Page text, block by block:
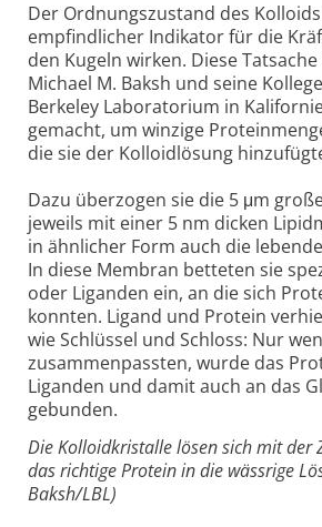
Der Ordnungszustand des
empfindlicher Indikator für die
den Kugeln wirken. Diese
Michael M. Baksh und seine
Berkeley Laboratorium in
gemacht, um winzige
die sie der Kolloidlösung
Dazu überzogen sie die 5 μm
jeweils mit einer 5 nm dicken
in ähnlicher Form auch die
In diese Membran betteten sie
oder Liganden ein, an die sich
konnten. Ligand und Protein
wie Schlüssel und Schloss: Nur
zusammenpassten, wurde das
Liganden und damit auch an das
gebunden.
Die Kolloidkristalle lösen sich mit der
das richtige Protein in die wässrige
Baksh/LBL)